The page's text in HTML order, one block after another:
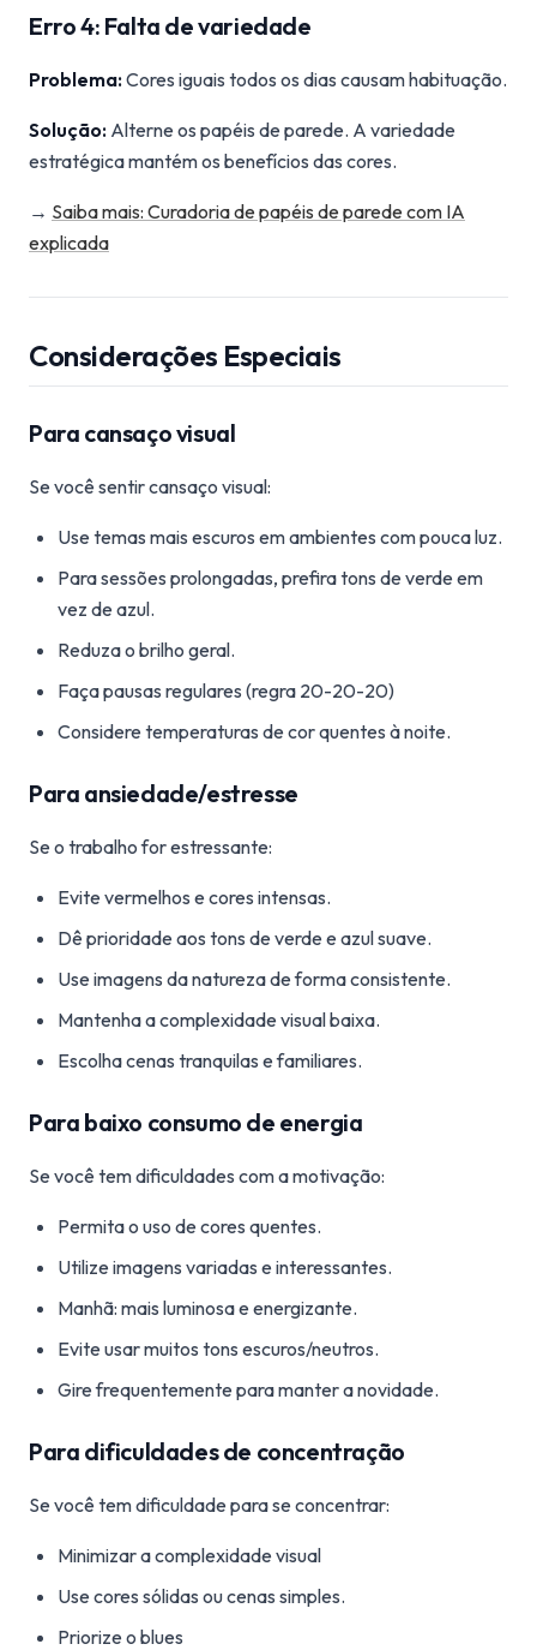
Erro 4: Falta de variedade
Problema:Cores iguais todos os dias causam habituação.
Solução: Alterne os papéis de parede. A variedade
estratégica mantém os benefícios das cores.
→ Saiba mais: Curadoria de papéis de parede com IA
explicada
Considerações Especiais
Para cansaço visual
Se você sentir cansaço visual:
Use temas mais escuros em ambientes com pouca luz.
Para sessões prolongadas, prefira tons de verde em
vez de azul.
Reduza o brilho geral.
Faça pausas regulares (regra 20-20-20)
Considere temperaturas de cor quentes à noite.
Para ansiedade/estresse
Se o trabalho for estressante:
Evite vermelhos e cores intensas.
Dê prioridade aos tons de verde e azul suave.
Use imagens da natureza de forma consistente.
Mantenha a complexidade visual baixa.
Escolha cenas tranquilas e familiares.
Para baixo consumo de energia
Se você tem dificuldades com a motivação:
Permita o uso de cores quentes.
Utilize imagens variadas e interessantes.
Manhã: mais luminosa e energizante.
Evite usar muitos tons escuros/neutros.
Gire frequentemente para manter a novidade.
Para dificuldades de concentração
Se você tem dificuldade para se concentrar:
Minimizar a complexidade visual
Use cores sólidas ou cenas simples.
Priorize o blues